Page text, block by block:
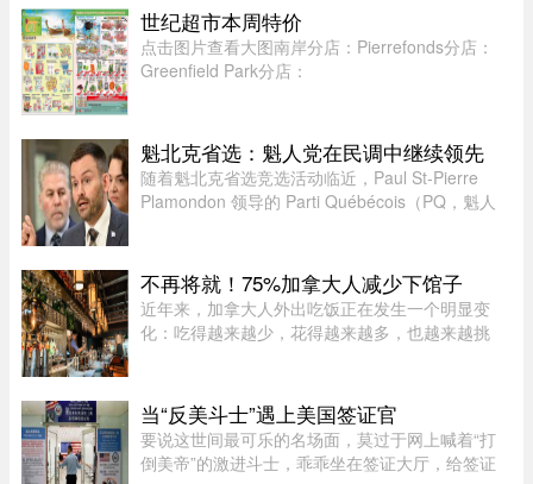
（Pierre Poilievre）近日专门致信总理卡尼（Mark
Carney），直指渥太华在过去 ...
世纪超市本周特价
点击图片查看大图南岸分店：Pierrefonds分店：
Greenfield Park分店：
魁北克省选：魁人党在民调中继续领先
随着魁北克省选竞选活动临近，Paul St-Pierre
Plamondon 领导的 Parti Québécois（PQ，魁人
不再将就！75%加拿大人减少下馆子
近年来，加拿大人外出吃饭正在发生一个明显变
化：吃得越来越少，花得越来越多，也越来越挑
20多加元，结账还要面对18%甚 ...
当“反美斗士”遇上美国签证官
要说这世间最可乐的名场面，莫过于网上喊着“打
倒美帝”的激进斗士，乖乖坐在签证大厅，给签证